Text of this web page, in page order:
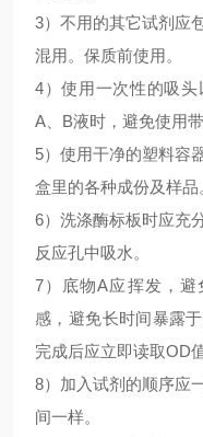
3）不用的其它试剂应
混用。保质前使用。
4）使用一次性的吸
A、B液时，避免使用
5）使用干净的塑料容
盒里的各种成份及样品
6）洗涤酶标板时应充
反应孔中吸水。
7）底物A应挥发，避
感，避免长时间暴露
完成后应立即读取OD值
8）加入试剂的顺序应
间一样。